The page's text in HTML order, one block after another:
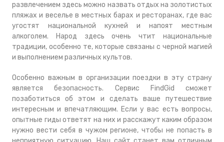
развлечением здесь можно назвать отдых на золотистых
пляжах и веселье в местных барах и ресторанах, где вас
угостят национальной кухней и напоят местным
алкоголем. Народ здесь очень чтит национальные
традиции, особенно те, которые связаны с черной магией
и выполнением различных культов.
Особенно важным в организации поездки в эту страну
является безопасность. Сервис FindGid сможет
позаботиться об этом и сделать ваше путешествие
интересным и впечатляющим. Если у вас есть вопросы,
опытные гиды ответят на них и расскажут каким образом
нужно вести себя в чужом регионе, чтобы не попасть в